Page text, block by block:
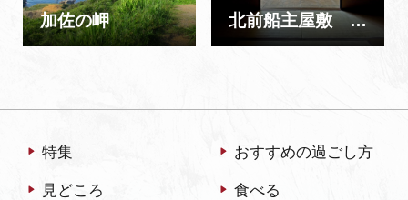
加佐の岬 北前船主屋敷 蔵六園
特集 おすすめの過ごし方
見どころ 食べる